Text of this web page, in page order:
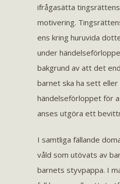
ifrågasätta tingsrättens
motivering.
ens kring huruvida
under
bakgrund av att det
barnet ska ha sett
händelseförloppet för
anses utgöra ett
I samtliga fällande
våld som utövats av
barnets styvpappa. I